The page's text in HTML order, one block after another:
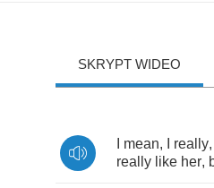
SKRYPT WIDEO
mean, really,
really like her,